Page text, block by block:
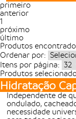
primeiro
anterior
1
próximo
último
Produtos
Ordenar por:
Itens por página:
Produtos
Hidratação
Independente de
ondulado,
necessidade